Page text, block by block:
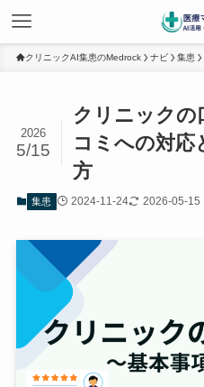
クリニックAI集患のMedrock ナビ 集患
クリニックの
コミへの対応
方
2026
5/15
集患 2024-11-24 2026-05-15